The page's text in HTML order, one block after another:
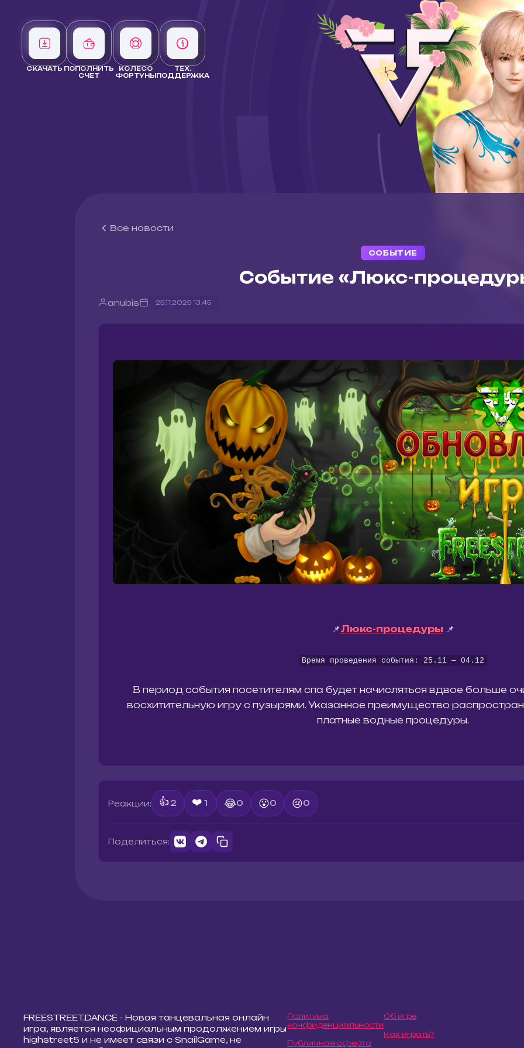
СКАЧАТЬ ПОПОЛНИТЬ
СЧЕТ
КОЛЕСО
ФОРТУНЫ
ТЕХ.
ПОДДЕРЖКА
Все новости
СОБЫТИЕ
Событие «Люкс-
anubis 25.11.2025 13:45
📌Люкс-процедуры 📌
Время проведения события: 25.11 — 04.12
В период события посетителям спа будет начисляться вдвое больше
восхитительную игру с пузырями. Указанное преимущество
платные водные процедуры.
Реакции: 👍2 ❤️ 1 😂0 😮0 😢0
Поделиться:
FREESTREET.DANCE - Новая танцевальная онлайн
игра, является неофициальным продолжением игры
highstreet5 и не имеет связи с SnailGame, не
Политика
конфиденциальности
Публичная оферта
Об игре
Как играть?